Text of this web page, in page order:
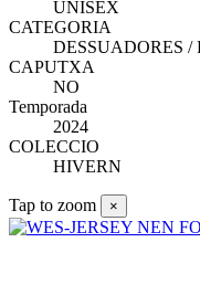
UNISEX
CATEGORIA
DESSUADORES /
CAPUTXA
NO
Temporada
2024
COLECCIO
HIVERN
Tap to zoom ×